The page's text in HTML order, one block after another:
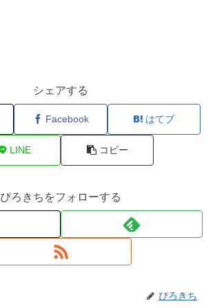
シェアする
Facebook はてブ
LINE コピー
ぴろきちをフォローする
ぴろきち